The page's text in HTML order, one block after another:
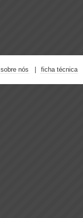
sobre nós ficha técnica